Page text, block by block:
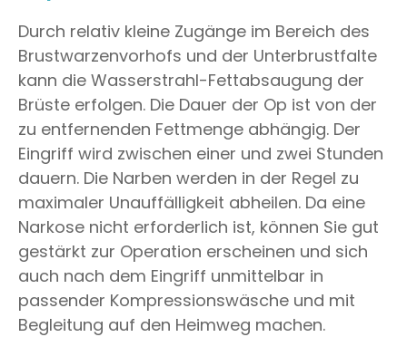
Durch relativ kleine Zugänge im Bereich des
Brustwarzenvorhofs und der Unterbrustfalte
kann die Wasserstrahl-Fettabsaugung der
Brüste erfolgen. Die Dauer der Op ist von der
zu entfernenden Fettmenge abhängig. Der
Eingriff wird zwischen einer und zwei Stunden
dauern. Die Narben werden in der Regel zu
maximaler Unauffälligkeit abheilen. Da eine
Narkose nicht erforderlich ist, können Sie gut
gestärkt zur Operation erscheinen und sich
auch nach dem Eingriff unmittelbar in
passender Kompressionswäsche und mit
Begleitung auf den Heimweg machen.